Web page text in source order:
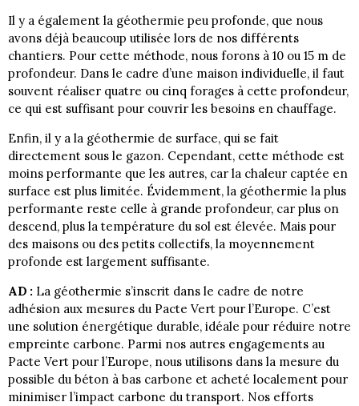
Il y a également la géothermie peu profonde, que nous
avons déjà beaucoup utilisée lors de nos différents
chantiers. Pour cette méthode, nous forons à 10 ou 15 m de
profondeur. Dans le cadre d’une maison individuelle, il faut
souvent réaliser quatre ou cinq forages à cette profondeur,
ce qui est suffisant pour couvrir les besoins en chauffage.
Enfin, il y a la géothermie de surface, qui se fait
directement sous le gazon. Cependant, cette méthode est
moins performante que les autres, car la chaleur captée en
surface est plus limitée. Évidemment, la géothermie la plus
performante reste celle à grande profondeur, car plus on
descend, plus la température du sol est élevée. Mais pour
des maisons ou des petits collectifs, la moyennement
profonde est largement suffisante.
AD : La géothermie s’inscrit dans le cadre de notre
adhésion aux mesures du Pacte Vert pour l’Europe. C’est
une solution énergétique durable, idéale pour réduire notre
empreinte carbone. Parmi nos autres engagements au
Pacte Vert pour l’Europe, nous utilisons dans la mesure du
possible du béton à bas carbone et acheté localement pour
minimiser l’impact carbone du transport. Nos efforts